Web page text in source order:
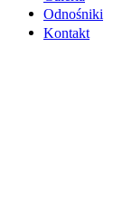
Odnośniki
Kontakt